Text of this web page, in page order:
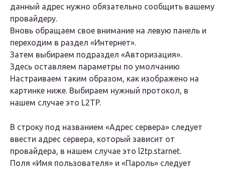
данный адрес нужно обязательно сообщить вашему
провайдеру.
Вновь обращаем свое внимание на левую панель и
переходим в раздел «Интернет».
Затем выбираем подраздел «Авторизация».
Здесь оставляем параметры по умолчанию
Настраиваем таким образом, как изображено на
картинке ниже. Выбираем нужный протокол, в
нашем случае это L2TP.
В строку под названием «Адрес сервера» следует
ввести адрес сервера, который зависит от
провайдера, в нашем случае это l2tp.starnet.
Поля «Имя пользователя» и «Пароль» следует